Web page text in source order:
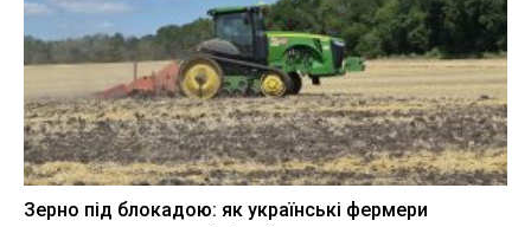
Зерно під блокадою: як українські фермери